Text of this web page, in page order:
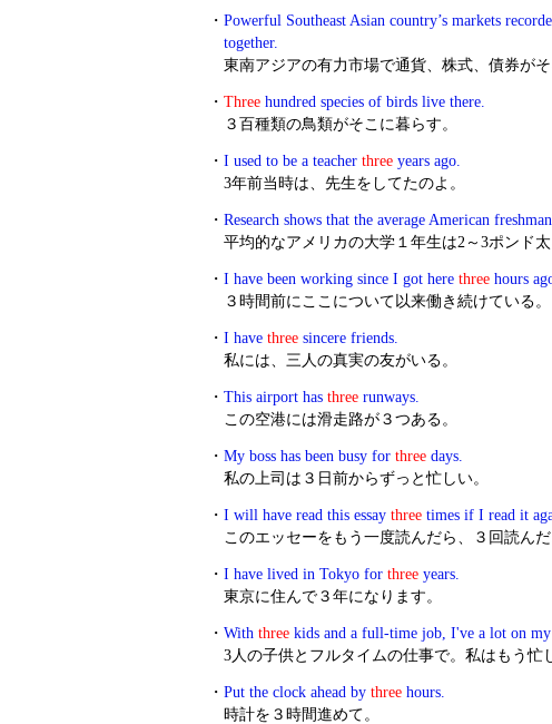
・ Powerful Southeast Asian country’s markets
together.
東南アジアの有力市場で通貨、株式、債券が
・ Three hundred species of birds live there.
３百種類の鳥類がそこに暮らす。
・ I used to be a teacher three years ago.
3年前当時は、先生をしてたのよ。
・ Research shows that the average American
平均的なアメリカの大学１年生は2～3ポンド太
・ I have been working since I got here three hours
３時間前にここについて以来働き続けている。
・ I have three sincere friends.
私には、三人の真実の友がいる。
・ This airport has three runways.
この空港には滑走路が３つある。
・ My boss has been busy for three days.
私の上司は３日前からずっと忙しい。
・ I will have read this essay three times if I read it
このエッセーをもう一度読んだら、３回読んだ
・ I have lived in Tokyo for three years.
東京に住んで３年になります。
・ With three kids and a full-time job, I've a lot on my
3人の子供とフルタイムの仕事で。私はもう忙
・ Put the clock ahead by three hours.
時計を３時間進めて。